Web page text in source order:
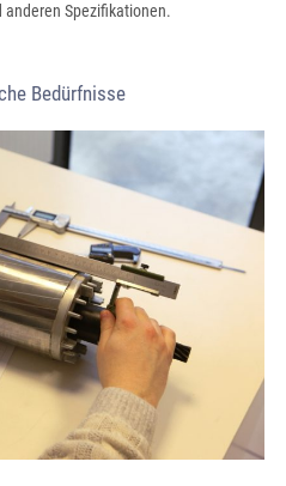
Spezifikationen.
Bedürfnisse